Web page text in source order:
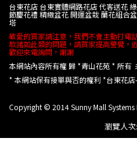
台東花店 台東實體網路花店 代客送花
節慶花禮 精緻盆花 開運盆栽 蘭花組合
塔
敬愛的買家請注意，我們不會主動打電
款諸如此類的問題，請買家提高警覺，
歡迎來電詢問，謝謝
本網站內容所有權 歸 *青山花苑 * 所有
* 本網站保有接單與否的權利 *台東花
Copyright © 2014 Sunny Mall
瀏覽人